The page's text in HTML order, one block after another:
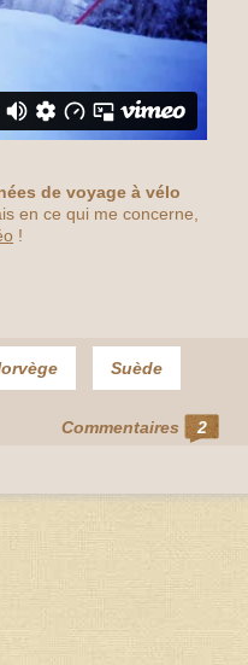
de voyage à vélo
en ce qui me concerne,
!
Suède
Commentaires 2